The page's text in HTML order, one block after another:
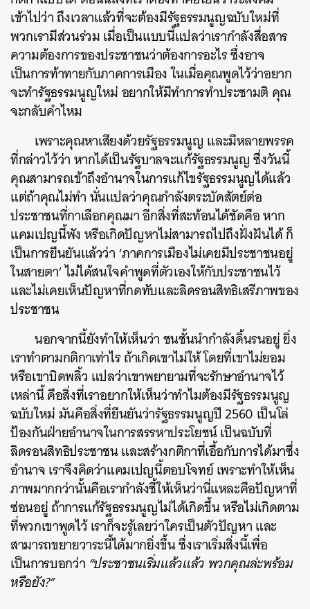
เข้าไปว่า ถึงเวลาแล้วที่จะต้องมีรัฐธรรมนูญฉบับใหม่ที่
พวกเรามีส่วนร่วม เมื่อเป็นแบบนี้แปลว่าเรากำลังสื่อสาร
ความต้องการของประชาชนว่าต้องการอะไร ซึ่งอาจ
เป็นการท้าทายกับภาคการเมือง ในเมื่อคุณพูดไว้ว่าอยาก
จะทำรัฐธรรมนูญใหม่ อยากให้มีทำการทำประชามติ คุณ
จะกลับคำไหม
เพราะคุณหาเสียงด้วยรัฐธรรมนูญ และมีหลายพรรค
ที่กล่าวไว้ว่า หากได้เป็นรัฐบาลจะแก้รัฐธรรมนูญ ซึ่งวันนี้
คุณสามารถเข้าถึงอำนาจในการแก้ไขรัฐธรรมนูญได้แล้ว
แต่ถ้าคุณไม่ทำ นั่นแปลว่าคุณกำลังตระบัดสัตย์ต่อ
ประชาชนที่กาเลือกคุณมา อีกสิ่งที่สะท้อนได้ชัดคือ หาก
แคมเปญนี้พัง หรือเกิดปัญหาไม่สามารถไปถึงฝั่งฝันได้ ก็
เป็นการยืนยันแล้วว่า ‘ภาคการเมืองไม่เคยมีประชาชนอยู่
ในสายตา’ ไม่ได้สนใจคำพูดที่ตัวเองให้กับประชาชนไว้
และไม่เคยเห็นปัญหาที่กดทับและลิดรอนสิทธิเสรีภาพของ
ประชาชน
นอกจากนี้ยังทำให้เห็นว่า ชนชั้นนำกำลังดิ้นรนอยู่ ยิ่ง
เราทำตามกติกาเท่าไร ถ้าเกิดเขาไม่ให้ โดยที่เขาไม่ยอม
หรือเขาบิดพลิ้ว แปลว่าเขาพยายามที่จะรักษาอำนาจไว้
เหล่านี้ คือสิ่งที่เราอยากให้เห็นว่าทำไมต้องมีรัฐธรรมนูญ
ฉบับใหม่ มันคือสิ่งที่ยืนยันว่ารัฐธรรมนูญปี 2560 เป็นโล่
ป้องกันฝ่ายอำนาจในการสรรหาประโยชน์ เป็นฉบับที่
ลิดรอนสิทธิประชาชน และสร้างกติกาที่เอื้อกับการได้มาซึ่ง
อำนาจ เราจึงคิดว่าแคมเปญนี้ตอบโจทย์ เพราะทำให้เห็น
ภาพมากกว่านั้นคือเรากำลังชี้ให้เห็นว่านี่แหละคือปัญหาที่
ซ่อนอยู่ ถ้าการแก้รัฐธรรมนูญไม่ได้เกิดขึ้น หรือไม่เกิดตาม
ที่พวกเขาพูดไว้ เราก็จะรู้เลยว่าใครเป็นตัวปัญหา และ
สามารถขยายวาระนี้ได้มากยิ่งขึ้น ซึ่งเราเริ่มสิ่งนี้เพื่อ
เป็นการบอกว่า “ประชาชนเริ่มแล้วแล้ว พวกคุณล่ะพร้อม
หรือยัง?”